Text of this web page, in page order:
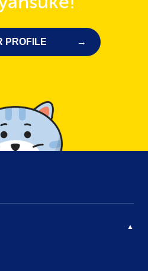
PROFILE